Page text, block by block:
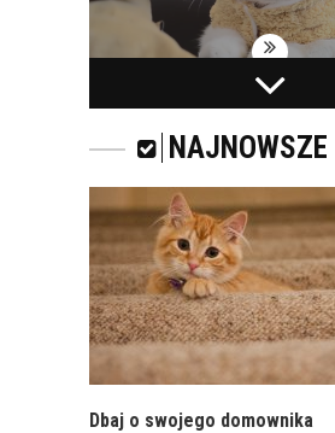
WAKACYJNY
I KOT
ROYAL CANIN
RESPONSE –
DLA KOTÓW
DOROSŁYCH Z
TENDENCJĄ DO
ZAPARĆ
NAJNOWSZE
Dbaj o swojego domownika